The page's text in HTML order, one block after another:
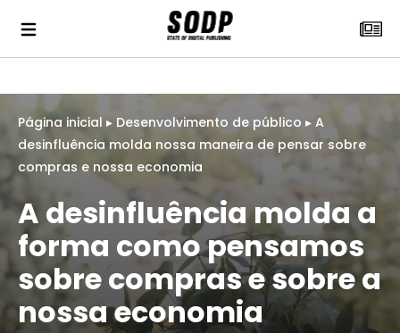
Página inicial ▸ Desenvolvimento de público ▸ A
desinfluência molda nossa maneira de pensar sobre
compras e nossa economia
A desinfluência molda a
forma como pensamos
sobre compras e sobre a
nossa economia